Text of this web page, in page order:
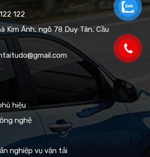
122
Kim Ánh, ngõ 78 Duy Tân, Cầu
hiệu
nghệ
nghiệp vụ vận tải